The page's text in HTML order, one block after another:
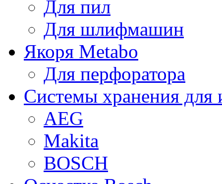
Для пил
Для шлифмашин
Якоря Metabo
Для перфоратора
Системы хранения для
AEG
Makita
BOSCH